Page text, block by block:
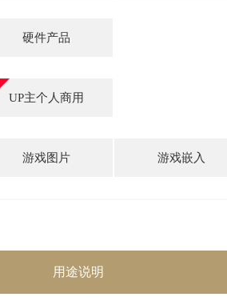
硬件产品
UP主个人商用
游戏图片 游戏嵌入
用途说明